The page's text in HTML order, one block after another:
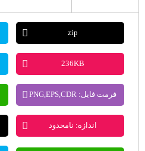
zip
236KB
فرمت فایل: PNG,EPS,CDR
اندازه: نامحدود